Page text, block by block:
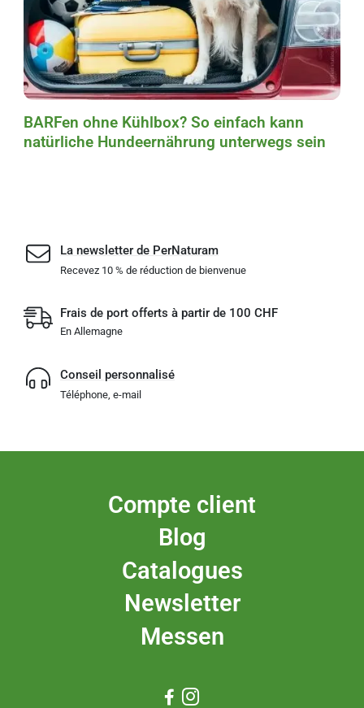
BARFen ohne Kühlbox? So einfach kann
natürliche Hundeernährung unterwegs sein
La newsletter de PerNaturam
Recevez 10 % de réduction de bienvenue
Frais de port offerts à partir de 100 CHF
En Allemagne
Conseil personnalisé
Téléphone, e-mail
Compte client
Blog
Catalogues
Newsletter
Messen
 